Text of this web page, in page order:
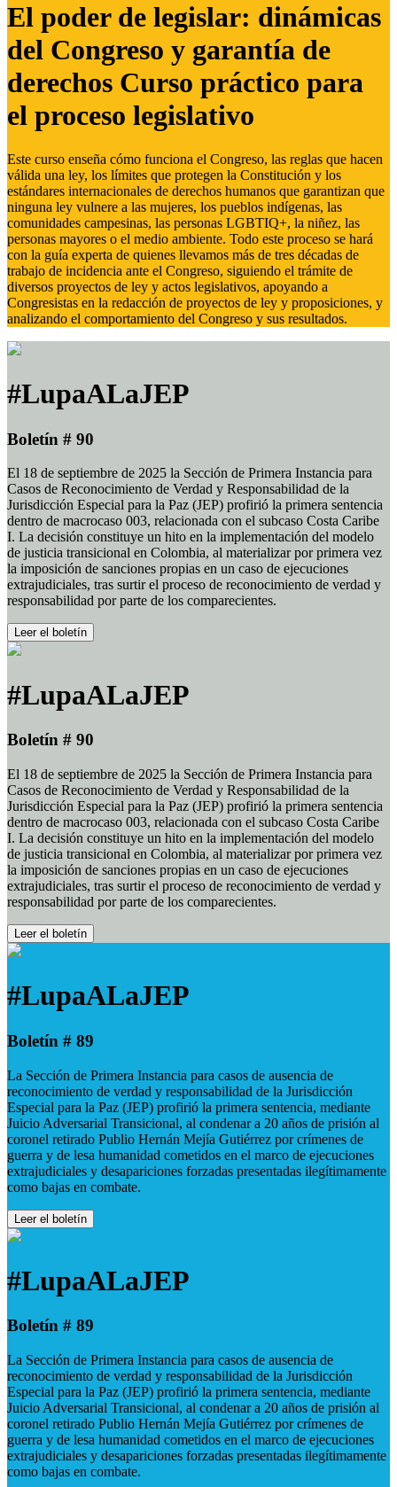
El poder de legislar: dinámicas
del Congreso y garantía de
derechos Curso práctico para
el proceso legislativo
Este curso enseña cómo funciona el Congreso, las reglas que hacen
válida una ley, los límites que protegen la Constitución y los
estándares internacionales de derechos humanos que garantizan que
ninguna ley vulnere a las mujeres, los pueblos indígenas, las
comunidades campesinas, las personas LGBTIQ+, la niñez, las
personas mayores o el medio ambiente. Todo este proceso se hará
con la guía experta de quienes llevamos más de tres décadas de
trabajo de incidencia ante el Congreso, siguiendo el trámite de
diversos proyectos de ley y actos legislativos, apoyando a
Congresistas en la redacción de proyectos de ley y proposiciones, y
analizando el comportamiento del Congreso y sus resultados.
#LupaALaJEP
Boletín # 90
El 18 de septiembre de 2025 la Sección de Primera Instancia para
Casos de Reconocimiento de Verdad y Responsabilidad de la
Jurisdicción Especial para la Paz (JEP) profirió la primera sentencia
dentro de macrocaso 003, relacionada con el subcaso Costa Caribe
I. La decisión constituye un hito en la implementación del modelo
de justicia transicional en Colombia, al materializar por primera vez
la imposición de sanciones propias en un caso de ejecuciones
extrajudiciales, tras surtir el proceso de reconocimiento de verdad y
responsabilidad por parte de los comparecientes.
Leer el boletín
#LupaALaJEP
Boletín # 90
El 18 de septiembre de 2025 la Sección de Primera Instancia para
Casos de Reconocimiento de Verdad y Responsabilidad de la
Jurisdicción Especial para la Paz (JEP) profirió la primera sentencia
dentro de macrocaso 003, relacionada con el subcaso Costa Caribe
I. La decisión constituye un hito en la implementación del modelo
de justicia transicional en Colombia, al materializar por primera vez
la imposición de sanciones propias en un caso de ejecuciones
extrajudiciales, tras surtir el proceso de reconocimiento de verdad y
responsabilidad por parte de los comparecientes.
Leer el boletín
#LupaALaJEP
Boletín # 89
La Sección de Primera Instancia para casos de ausencia de
reconocimiento de verdad y responsabilidad de la Jurisdicción
Especial para la Paz (JEP) profirió la primera sentencia, mediante
Juicio Adversarial Transicional, al condenar a 20 años de prisión al
coronel retirado Publio Hernán Mejía Gutiérrez por crímenes de
guerra y de lesa humanidad cometidos en el marco de ejecuciones
extrajudiciales y desapariciones forzadas presentadas ilegítimamente
como bajas en combate.
Leer el boletín
#LupaALaJEP
Boletín # 89
La Sección de Primera Instancia para casos de ausencia de
reconocimiento de verdad y responsabilidad de la Jurisdicción
Especial para la Paz (JEP) profirió la primera sentencia, mediante
Juicio Adversarial Transicional, al condenar a 20 años de prisión al
coronel retirado Publio Hernán Mejía Gutiérrez por crímenes de
guerra y de lesa humanidad cometidos en el marco de ejecuciones
extrajudiciales y desapariciones forzadas presentadas ilegítimamente
como bajas en combate.